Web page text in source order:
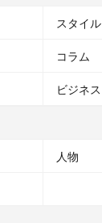
スタイル
コラム
ビジネス
人物